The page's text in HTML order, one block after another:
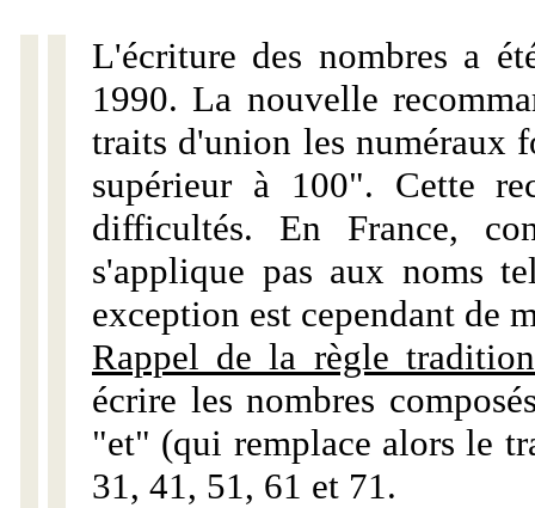
L'écriture des nombres a
1990. La nouvelle
traits d'union les numéraux
supérieur à 100". Cette
difficultés. En France,
s'applique pas aux noms
exception est cependant de
Rappel de la règle
écrire les nombres
"et" (qui remplace alors le
31, 41, 51, 61 et 71.